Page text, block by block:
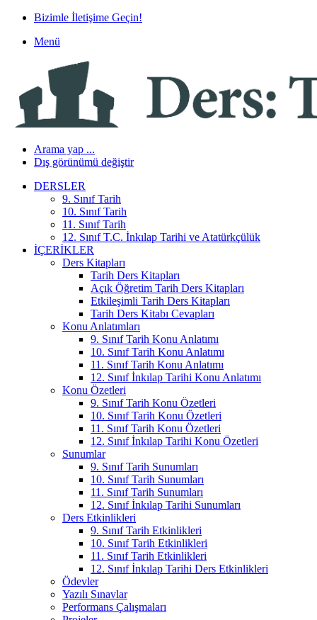
Bizimle İletişime Geçin!
Menü
Arama yap ...
Dış görünümü değiştir
DERSLER
9. Sınıf Tarih
10. Sınıf Tarih
11. Sınıf Tarih
12. Sınıf T.C. İnkılap Tarihi ve Atatürkçülük
İÇERIKLER
Ders Kitapları
Tarih Ders Kitapları
Açık Öğretim Tarih Ders Kitapları
Etkileşimli Tarih Ders Kitapları
Tarih Ders Kitabı Cevapları
Konu Anlatımları
9. Sınıf Tarih Konu Anlatımı
10. Sınıf Tarih Konu Anlatımı
11. Sınıf Tarih Konu Anlatımı
12. Sınıf İnkılap Tarihi Konu Anlatımı
Konu Özetleri
9. Sınıf Tarih Konu Özetleri
10. Sınıf Tarih Konu Özetleri
11. Sınıf Tarih Konu Özetleri
12. Sınıf İnkılap Tarihi Konu Özetleri
Sunumlar
9. Sınıf Tarih Sunumları
10. Sınıf Tarih Sunumları
11. Sınıf Tarih Sunumları
12. Sınıf İnkılap Tarihi Sunumları
Ders Etkinlikleri
9. Sınıf Tarih Etkinlikleri
10. Sınıf Tarih Etkinlikleri
11. Sınıf Tarih Etkinlikleri
12. Sınıf İnkılap Tarihi Ders Etkinlikleri
Ödevler
Yazılı Sınavlar
Performans Çalışmaları